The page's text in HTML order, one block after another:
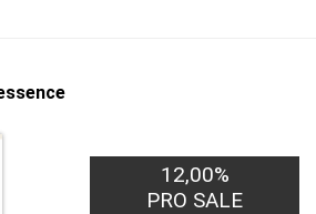
12,00%
PRO SALE